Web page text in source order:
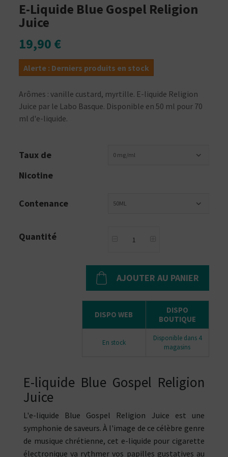
E-Liquide Blue Gospel Religion
Juice
19,90 €
Alerte : Derniers produits en stock
Arômes : vanille custard, myrtille. E-liquide Religion
Juice par le Labo Basque. Disponible en 50 ml pour 70
ml d'e-liquide.
Taux de
Nicotine
0 mg/ml
Contenance 50ML
Quantité
AJOUTER AU PANIER
DISPO WEB
DISPO
BOUTIQUE
En stock
Disponible dans 4
magasins
E-liquide Blue Gospel Religion
Juice
L'e-liquide Blue Gospel Religion Juice est une
symphonie de saveurs. À l'image de ce célèbre genre
de musique chrétienne, cet e-liquide pour cigarette
électronique va rythmer vos papilles gustatives au